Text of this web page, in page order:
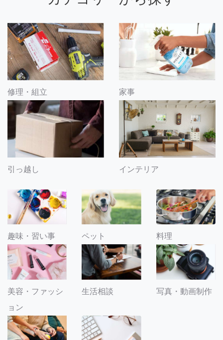
修理・組立 家事
引っ越し インテリア
趣味・習い事 ペット 料理
美容・ファッシ
ョン
生活相談 写真・動画制作